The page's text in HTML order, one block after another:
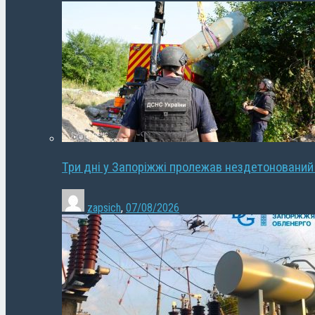
Три дні у Запоріжжі пролежав
zapsich, 07/08/2026